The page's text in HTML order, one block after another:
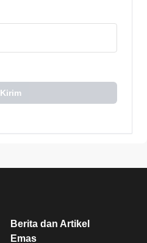
Kirim
Berita dan Artikel
Emas